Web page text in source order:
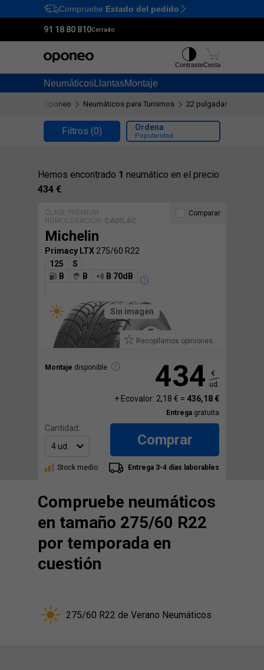
Ctrl M
Compruebe Estado del pedido
91 18 80 810Cerrado
Neumáticos LlantasMontaje
ContrasteCesta
Oponeo Neumáticos para Turismos 22 pulgadas
Filtros (0)
Hemos encontrado 1 neumático en el precio
434 €
Ordena
Popularidad
CLASE PREMIUM
HOMOLOGACIÓN: CADILAC
Michelin
Primacy LTX 275/60 R22
125
S
B
B B 70dB
Recopilamos opiniones.
Montaje disponible
Sin imagen
Comparar
434
€
ud.
+ Ecovalor: 2,18 € = 436,18 €
Entrega gratuita
Cantidad:
Comprar
Stock medio Entrega 3-4 días laborables
Compruebe neumáticos
en tamaño 275/60 R22
por temporada en
cuestión
275/60 R22 de Verano Neumáticos